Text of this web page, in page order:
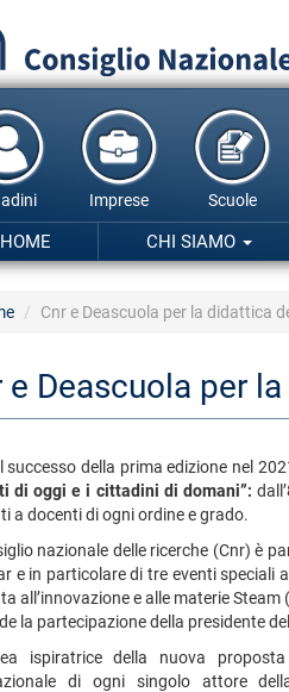
Imprese Scuole
HOME CHI SIAMO
Cnr e Deascuola per la didattica
e Deascuola per
successo della prima edizione nel
di oggi e i cittadini di domani”:
a docenti di ogni ordine e grado.
nazionale delle ricerche (Cnr) è
e in particolare di tre eventi speciali
all’innovazione e alle materie
la partecipazione della presidente
ispiratrice della nuova
di ogni singolo attore